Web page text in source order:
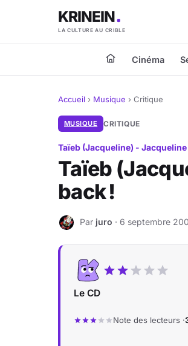
KRINEIN
LA CULTURE AU CRIBLE
Cinéma
Accueil › Musique › Critique
MUSIQUE CRITIQUE
Taïeb (Jacqueline) - Jacqueline
Taïeb
back !
J Par juro · 6 septembre
Le CD
Note des lecteurs ·